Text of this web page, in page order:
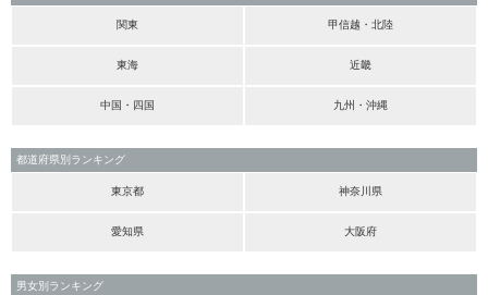
関東 甲信越・北陸
東海 近畿
中国・四国 九州・沖縄
都道府県別ランキング
東京都 神奈川県
愛知県 大阪府
男女別ランキング